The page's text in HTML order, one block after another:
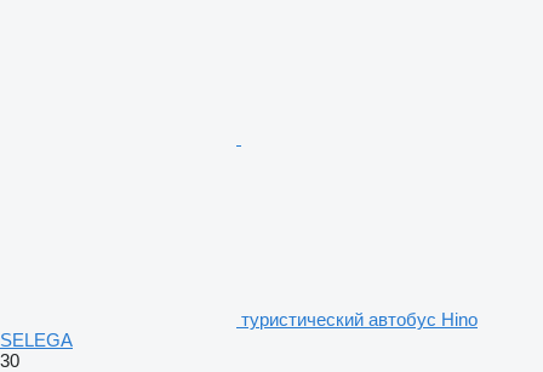
туристический автобус Hino
SELEGA
30